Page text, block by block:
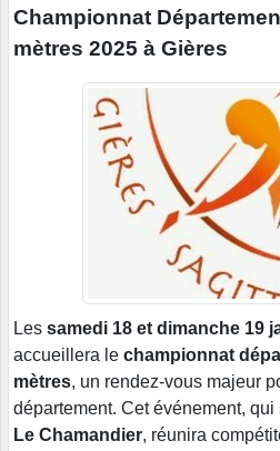
Championnat
mètres 2025 à Gières
Les samedi 18 et dimanche 19
accueillera le championnat
mètres, un rendez-vous majeur
département. Cet événement,
Le Chamandier, réunira